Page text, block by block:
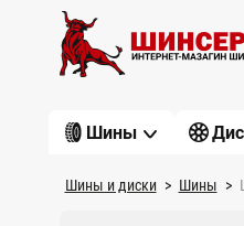
Шины
Шины и диски Шины